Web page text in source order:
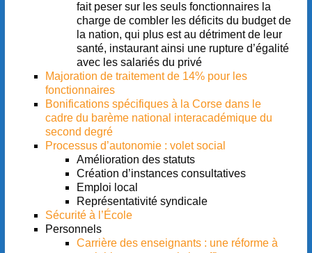
fait peser sur les seuls fonctionnaires la
charge de combler les déficits du budget de
la nation, qui plus est au détriment de leur
santé, instaurant ainsi une rupture d’égalité
avec les salariés du privé
Majoration de traitement de 14% pour les
fonctionnaires
Bonifications spécifiques à la Corse dans le
cadre du barème national interacadémique du
second degré
Processus d’autonomie : volet social
Amélioration des statuts
Création d’instances consultatives
Emploi local
Représentativité syndicale
Sécurité à l’École
Personnels
Carrière des enseignants : une réforme à